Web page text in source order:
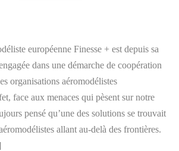
européenne Finesse + est depuis sa
dans une démarche de coopération
organisations aéromodélistes
face aux menaces qui pèsent sur notre
pensé qu’une des solutions se trouvait
allant au-delà des frontières.